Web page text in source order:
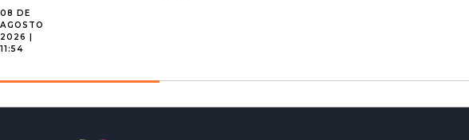
08 DE
AGOSTO
2026 |
11:54